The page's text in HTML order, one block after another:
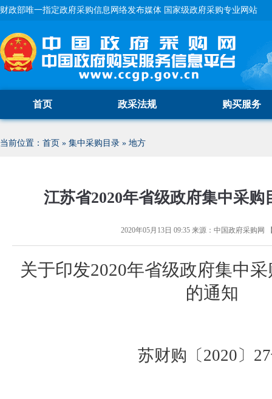
财政部唯一指定政府采购信息网络发布媒体 国家级政府采购专业网站
首页 政采法规 购买服务
当前位置： 首页 » 集中采购目录 » 地方
江苏省2020年省级政府集中采购
2020年05月13日 09:35来源： 中国政府采购网
关于印发2020年省级政府集中
的通知
苏财购〔 2020 〕 27